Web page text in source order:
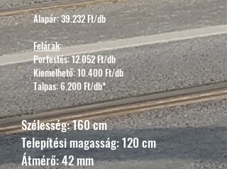
Alapár: 39.232 Ft/db
Felárak:
Porfestés: 12.052 Ft/db
Kiemelhető: 10.400 Ft/db
Talpas: 6.200 Ft/db*
Szélesség: 160 cm
Telepítési magasság: 120 cm
Átmérő: 42 mm